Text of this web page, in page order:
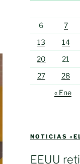
6
7
13
14
20
21
27
28
« Ene
NOTICIAS
EEUU